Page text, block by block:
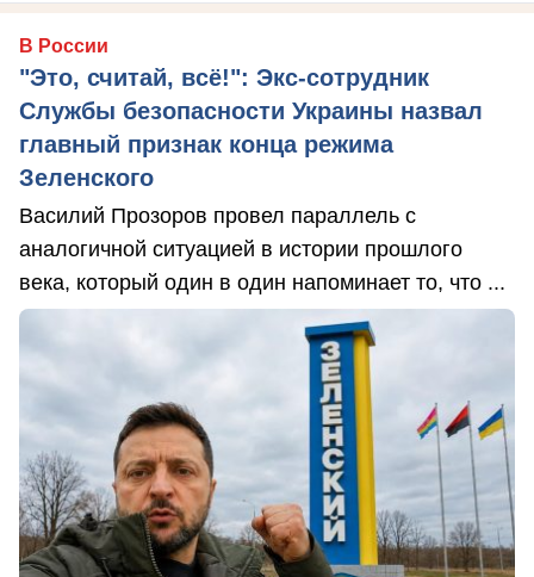
В России
"Это, считай, всё!": Экс-сотрудник
Службы безопасности Украины назвал
главный признак конца режима
Зеленского
Василий Прозоров провел параллель с
аналогичной ситуацией в истории прошлого
века, который один в один напоминает то, что ...